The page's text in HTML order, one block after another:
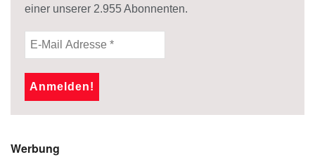
einer unserer 2.955Abonnenten.
Werbung